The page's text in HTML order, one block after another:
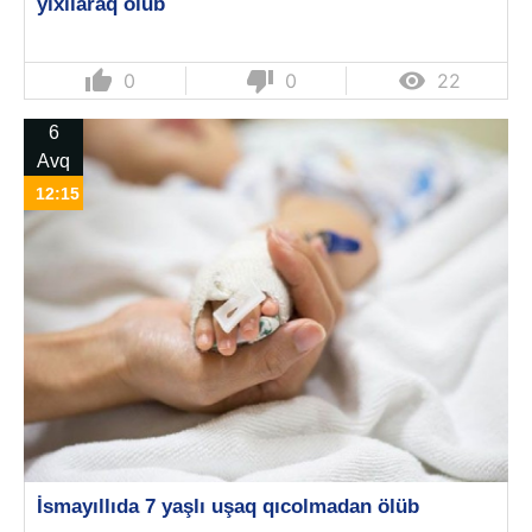
thumb_up 0 thumb_down 0  22
6
Avq
12:15
İsmayıllıda 7 yaşlı uşaq qıcolmadan ölüb